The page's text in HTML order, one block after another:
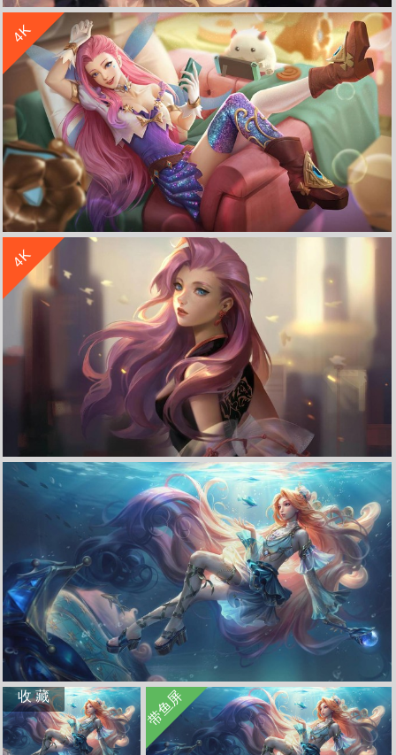
lol英雄联盟星籁歌姬 神凰行者 萨勒芬妮4k高清壁纸
4K
lol英雄联盟星籁歌姬 原画 同人 萨勒芬妮4k游戏壁纸
4K
lol英雄联盟星籁歌姬 原画 同人 萨勒芬妮4k高清壁纸
立 即 下 载
lol英雄联盟星籁歌姬 海洋之歌 至臻 萨勒芬妮4k壁纸
立 即 下 载
收 藏
立 即 下 载
收 藏
带鱼屏
立 即 下 载